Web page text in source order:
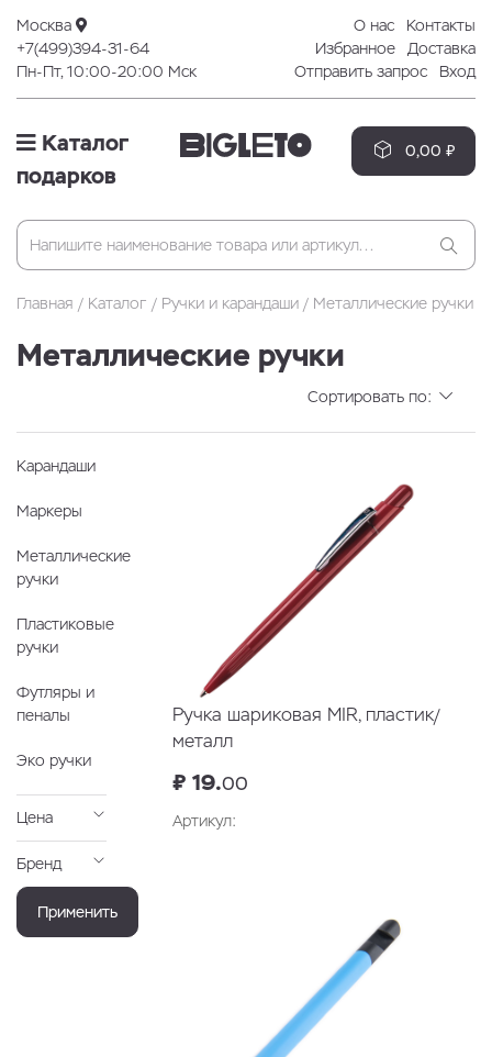
Москва
+7(499)394-31-64
Пн-Пт, 10:00-20:00 Мск
О нас
Контакты
Избранное
Доставка
Отправить запрос
Вход
Каталог
подарков
0,00 ₽
Главная Каталог Ручки и карандаши Металлические ручки
Металлические ручки
Сортировать по:
Карандаши
Маркеры
Металлические
ручки
Пластиковые
ручки
Футляры и
пеналы
Эко ручки
Цена
Бренд
Применить
Ручка шариковая MIR, пластик/
металл
₽ 19.00
Артикул: